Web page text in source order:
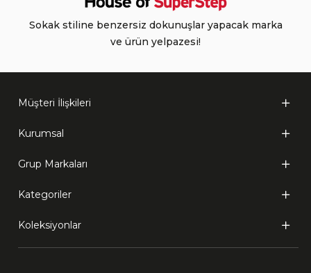
Sokak stiline benzersiz dokunuşlar yapacak marka
ve ürün yelpazesi!
Müşteri İlişkileri
Kurumsal
Grup Markaları
Kategoriler
Koleksiyonlar